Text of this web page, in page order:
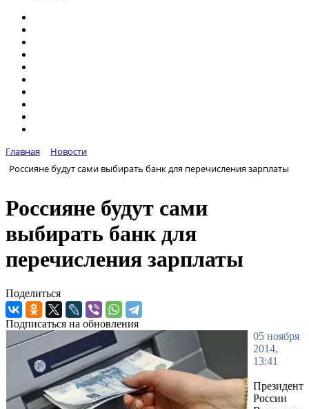
Главная
Новости
Россияне будут сами выбирать банк для перечисления зарплаты
Россияне будут сами
выбирать банк для
перечисления зарплаты
Поделиться
Подписаться на обновления
05 ноября
2014,
13:41
Президент
России